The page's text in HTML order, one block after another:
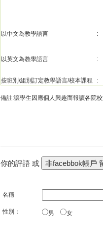
以中文為教學語言 :
以英文為教學語言 :
按班別/組別訂定教學語言/校本課程 :
備註:讓學生因應個人興趣而報讀各院
你的評語 或
名稱
性別： 男 女